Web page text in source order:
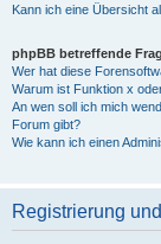
Kann ich eine Übersicht
phpBB betreffende
Wer hat diese
Warum ist Funktion x
An wen soll ich mich
Forum gibt?
Wie kann ich einen
Registrierung